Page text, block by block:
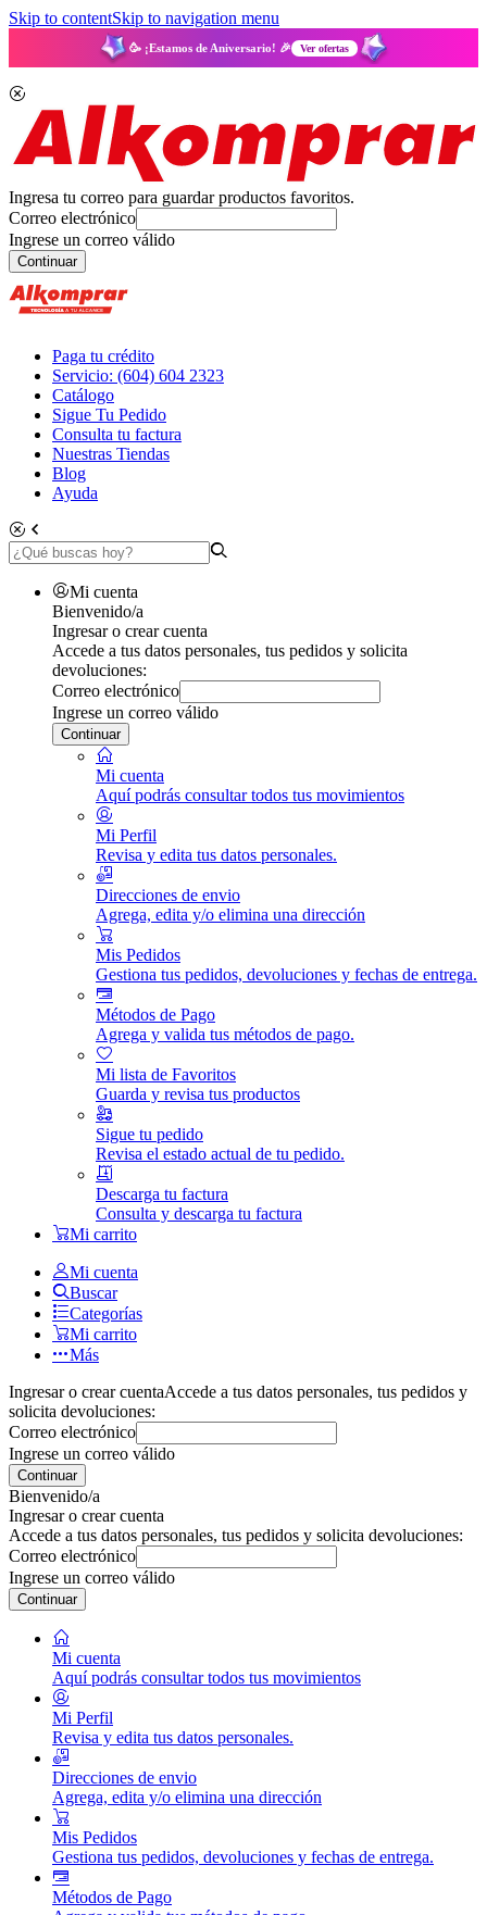
Skip to contentSkip to navigation menu
🥳 ¡Estamos de Aniversario! 🎉 Ver ofertas
Ingresa tu correo para guardar productos favoritos.
Correo electrónico
Ingrese un correo válido
Continuar
Paga tu crédito
Servicio: (604) 604 2323
Catálogo
Sigue Tu Pedido
Consulta tu factura
Nuestras Tiendas
Blog
Ayuda
Mi cuenta
Bienvenido/a
Ingresar o crear cuenta
Accede a tus datos personales, tus pedidos y solicita
devoluciones:
Correo electrónico
Ingrese un correo válido
Continuar
Mi cuenta
Aquí podrás consultar todos tus movimientos
Mi Perfil
Revisa y edita tus datos personales.
Direcciones de envio
Agrega, edita y/o elimina una dirección
Mis Pedidos
Gestiona tus pedidos, devoluciones y fechas de entrega.
Métodos de Pago
Agrega y valida tus métodos de pago.
Mi lista de Favoritos
Guarda y revisa tus productos
Sigue tu pedido
Revisa el estado actual de tu pedido.
Descarga tu factura
Consulta y descarga tu factura
Mi carrito
Mi cuenta
Buscar
Categorías
Mi carrito
Más
Ingresar o crear cuentaAccede a tus datos personales, tus pedidos y
solicita devoluciones:
Correo electrónico
Ingrese un correo válido
Continuar
Bienvenido/a
Ingresar o crear cuenta
Accede a tus datos personales, tus pedidos y solicita devoluciones:
Correo electrónico
Ingrese un correo válido
Continuar
Mi cuenta
Aquí podrás consultar todos tus movimientos
Mi Perfil
Revisa y edita tus datos personales.
Direcciones de envio
Agrega, edita y/o elimina una dirección
Mis Pedidos
Gestiona tus pedidos, devoluciones y fechas de entrega.
Métodos de Pago